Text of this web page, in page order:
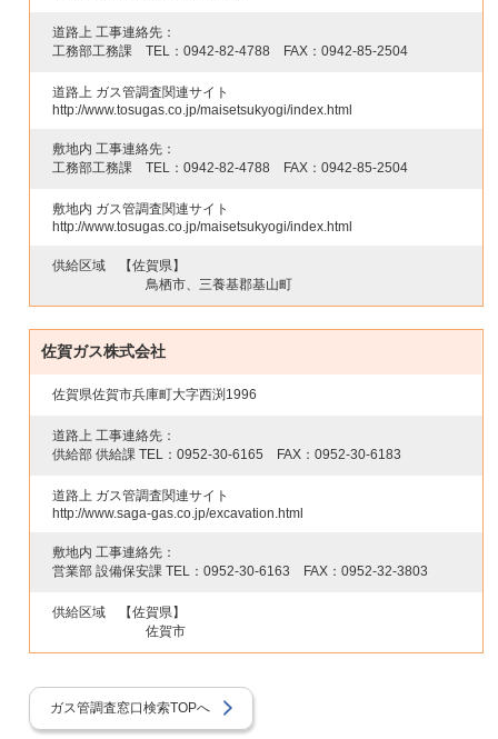
道路上 工事連絡先：
工務部工務課 TEL：0942-82-4788 FAX：0942-85-2504
道路上 ガス管調査関連サイト
http://www.tosugas.co.jp/maisetsukyogi/index.html
敷地内 工事連絡先：
工務部工務課 TEL：0942-82-4788 FAX：0942-85-2504
敷地内 ガス管調査関連サイト
http://www.tosugas.co.jp/maisetsukyogi/index.html
供給区域
【佐賀県】
鳥栖市、三養基郡基山町
佐賀ガス株式会社
佐賀県佐賀市兵庫町大字西渕1996
道路上 工事連絡先：
供給部 供給課 TEL：0952-30-6165 FAX：0952-30-6183
道路上 ガス管調査関連サイト
http://www.saga-gas.co.jp/excavation.html
敷地内 工事連絡先：
営業部 設備保安課 TEL：0952-30-6163 FAX：0952-32-3803
供給区域
【佐賀県】
佐賀市
ガス管調査窓口検索TOPへ